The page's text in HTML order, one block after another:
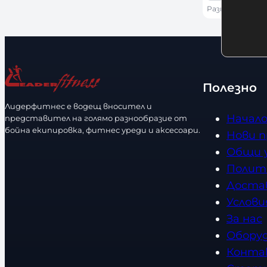
ч
о
с
т
б
а
о
е
Размер: 12 OZ
Лидерфитнес е водещ вносител и
представител на голямо разнообразие от
бойна екипировка, фитнес уреди и аксесоари.
Полезно
Начало
Нови
Общи
За нас